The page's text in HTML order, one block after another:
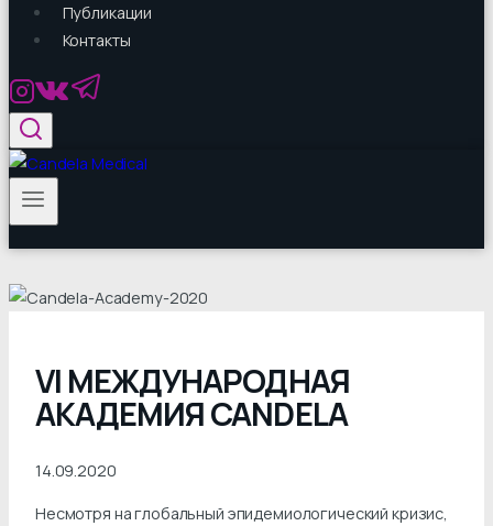
Публикации
Контакты
VI МЕЖДУНАРОДНАЯ
АКАДЕМИЯ CANDELA
14.09.2020
Несмотря на глобальный эпидемиологический кризис,